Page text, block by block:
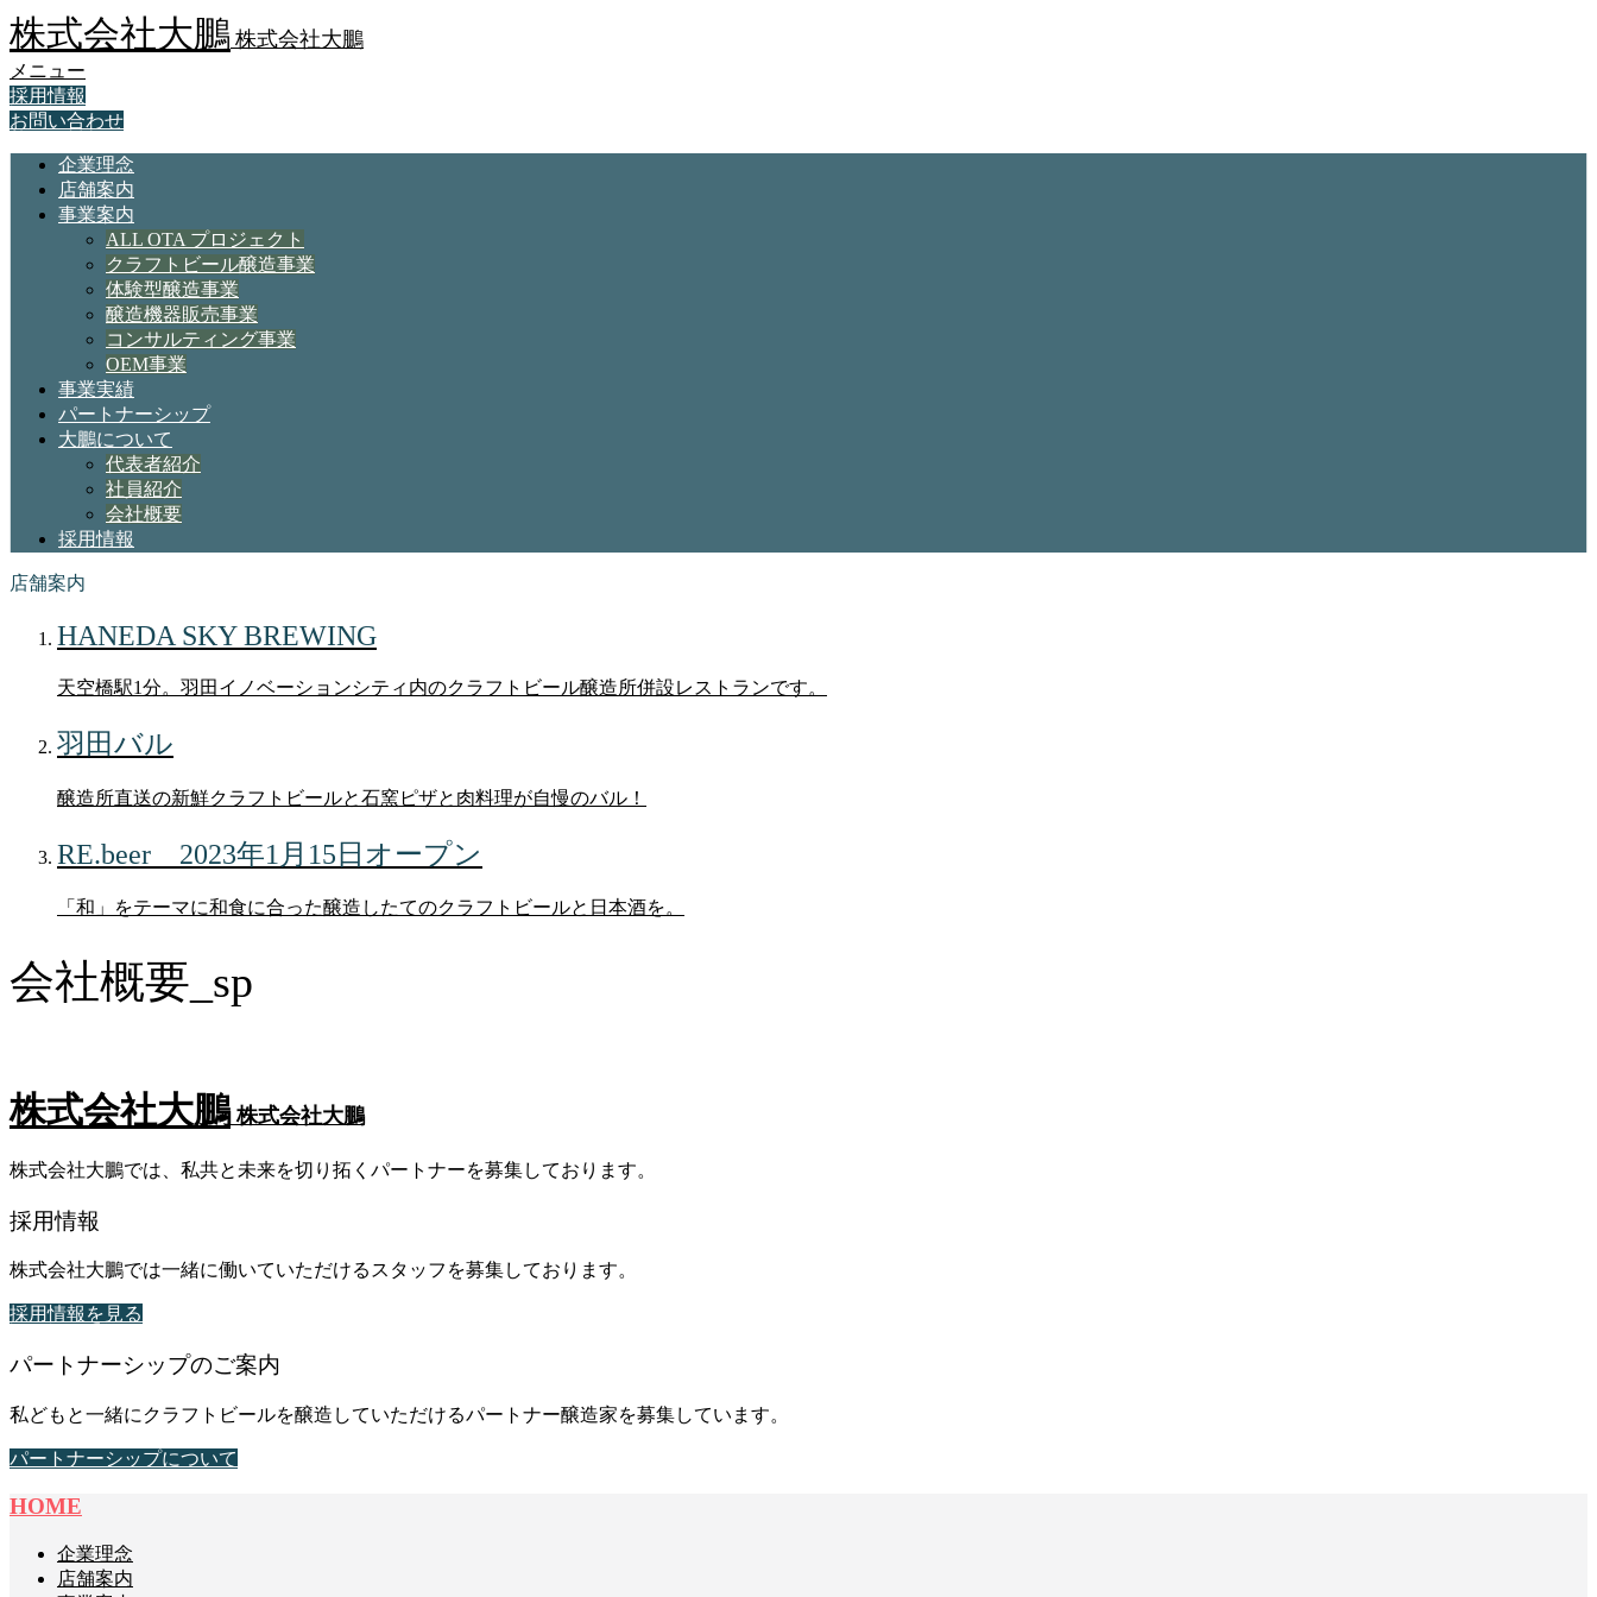
株式会社大鵬 株式会社大鵬
メニュー
採用情報
お問い合わせ
企業理念
店舗案内
事業案内
ALL OTA プロジェクト
クラフトビール醸造事業
体験型醸造事業
醸造機器販売事業
コンサルティング事業
OEM事業
事業実績
パートナーシップ
大鵬について
代表者紹介
社員紹介
会社概要
採用情報
店舗案内
HANEDA SKY BREWING
天空橋駅1分。羽田イノベーションシティ内のクラフトビール醸造所併設レストランです。
羽田バル
醸造所直送の新鮮クラフトビールと石窯ピザと肉料理が自慢のバル！
RE.beer 2023年1月15日オープン
「和」をテーマに和食に合った醸造したてのクラフトビールと日本酒を。
会社概要_sp
株式会社大鵬 株式会社大鵬
株式会社大鵬では、私共と未来を切り拓くパートナーを募集しております。
採用情報
株式会社大鵬では一緒に働いていただけるスタッフを募集しております。
採用情報を見る
パートナーシップのご案内
私どもと一緒にクラフトビールを醸造していただけるパートナー醸造家を募集しています。
パートナーシップについて
HOME
企業理念
店舗案内